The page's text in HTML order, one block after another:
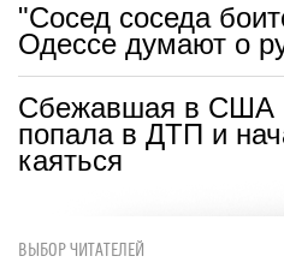
"Сосед соседа
Одессе думают о
Сбежавшая в США
попала в ДТП и
каяться
ВЫБОР ЧИТАТЕЛЕЙ